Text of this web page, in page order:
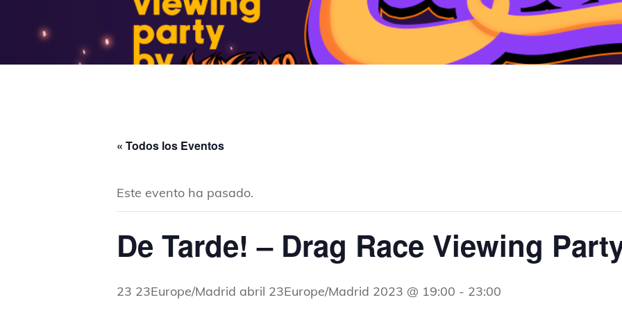
« Todos los Eventos
Este evento ha pasado.
De Tarde! – Drag Race Viewing
23 23Europe/Madrid abril 23Europe/Madrid 2023 @ 19:00 - 23:00